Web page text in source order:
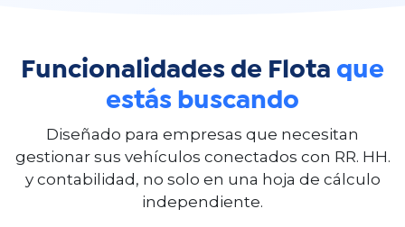
Funcionalidades de Flota que
estás buscando
Diseñado para empresas que necesitan
gestionar sus vehículos conectados con RR. HH.
y contabilidad, no solo en una hoja de cálculo
independiente.